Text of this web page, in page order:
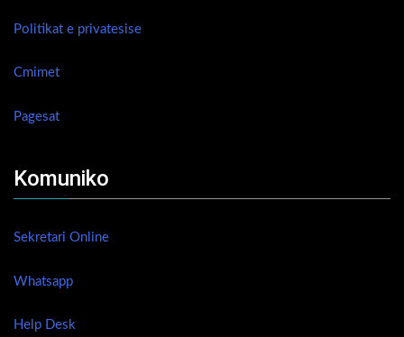
Politikat e privatesise
Cmimet
Pagesat
Komuniko
Sekretari Online
Whatsapp
Help Desk